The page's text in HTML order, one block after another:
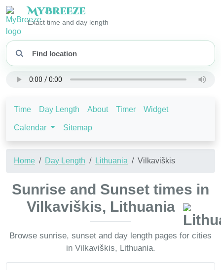
MyBreeze
Exact time and day length
Time Day Length About Timer Widget
Calendar Sitemap
Home Day Length Lithuania Vilkaviškis
Sunrise and Sunset times in
Vilkaviškis, Lithuania
Browse sunrise, sunset and day length pages for cities
in Vilkaviškis, Lithuania.